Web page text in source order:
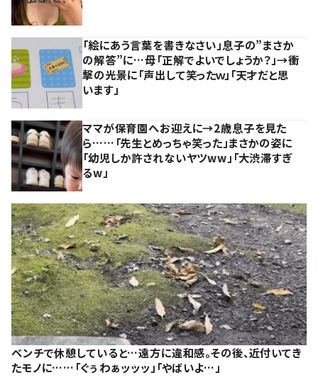
「絵にあう言葉を書きなさい」息子の”まさか
の解答”に…母「正解でよいでしょうか？」→衝
撃の光景に「声出して笑ったｗ」「天才だと思
います」
ママが保育園へお迎えに→2歳息子を見た
ら……「先生とめっちゃ笑った」まさかの姿に
「幼児しか許されないヤツww」「大渋滞すぎ
るw」
ベンチで休憩していると…遠方に違和感。その後、近付いてき
たモノに……「ぐぅわぁッッッ」「やばいよ…」